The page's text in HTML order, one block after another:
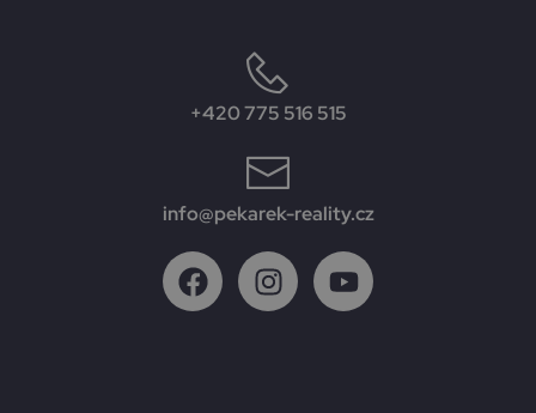
+420 775 516 515
info@pekarek-reality.cz